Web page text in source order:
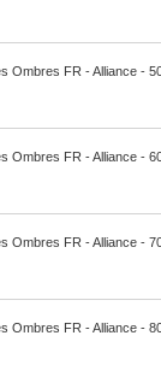
Ombres FR - Alliance -
Ombres FR - Alliance -
Ombres FR - Alliance -
Ombres FR - Alliance -